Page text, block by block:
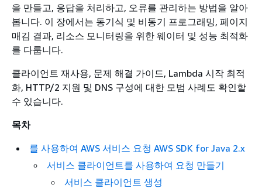
을 만들고, 응답을 처리하고, 오류를 관리하는 방법을 알아
봅니다. 이 장에서는 동기식 및 비동기 프로그래밍, 페이지
매김 결과, 리소스 모니터링을 위한 웨이터 및 성능 최적화
를 다룹니다.
클라이언트 재사용, 문제 해결 가이드, Lambda 시작 최적
화, HTTP/2 지원 및 DNS 구성에 대한 모범 사례도 확인할
수 있습니다.
목차
를 사용하여 AWS 서비스 요청 AWS SDK for Java 2.x
서비스 클라이언트를 사용하여 요청 만들기
서비스 클라이언트 생성